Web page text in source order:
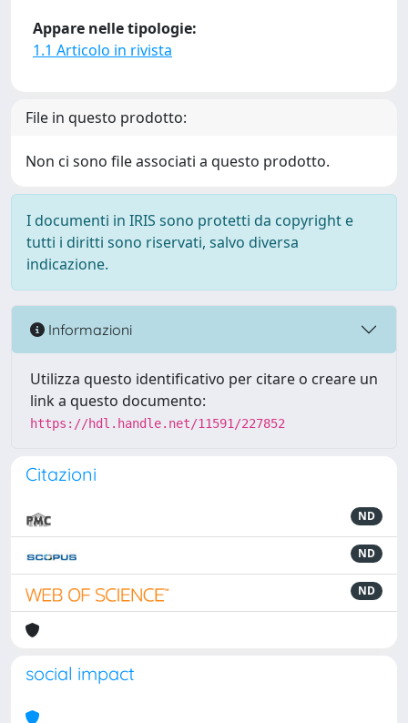
Appare nelle tipologie:
1.1 Articolo in rivista
File in questo prodotto:
Non ci sono file associati a questo prodotto.
I documenti in IRIS sono protetti da copyright e
tutti i diritti sono riservati, salvo diversa
indicazione.
Informazioni
Utilizza questo identificativo per citare o creare un
link a questo documento:
https://hdl.handle.net/11591/227852
Citazioni
ND
ND
ND
social impact